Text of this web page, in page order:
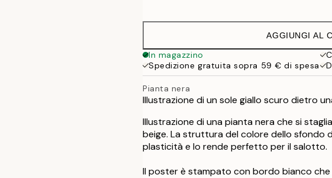
AGGIUNGI AL
In magazzino
Spedizione gratuita sopra 59 € di spesa
Pianta nera
Illustrazione di un sole giallo scuro dietro
Illustrazione di una pianta nera che si
beige. La struttura del colore dello sfondo
plasticità e lo rende perfetto per il salotto.
Il poster è stampato con bordo bianco